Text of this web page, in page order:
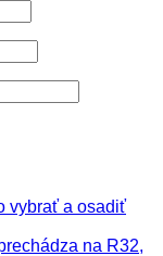
vybrať a osadiť
na R32,